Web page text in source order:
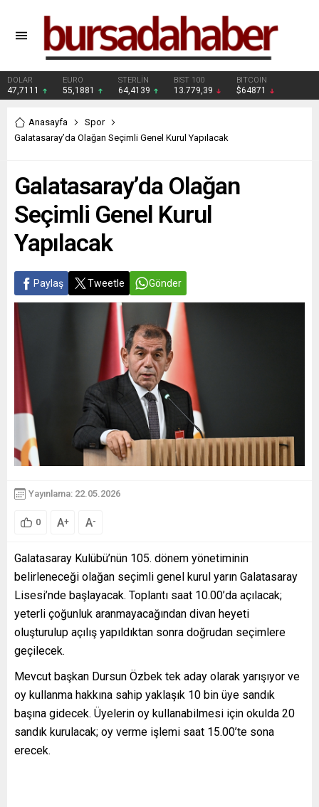
DOLAR
47,7111
EURO
55,1881
STERLİN
64,4139
BIST 100
13.779,39
BITCOIN
$64871
Anasayfa
Spor
Galatasaray’da Olağan Seçimli Genel Kurul Yapılacak
Galatasaray’da Olağan
Seçimli Genel Kurul
Yapılacak
Paylaş Tweetle Gönder
Yayınlama: 22.05.2026
0 A+ A-
Galatasaray Kulübü’nün 105. dönem yönetiminin
belirleneceği olağan seçimli genel kurul yarın Galatasaray
Lisesi’nde başlayacak. Toplantı saat 10.00’da açılacak;
yeterli çoğunluk aranmayacağından divan heyeti
oluşturulup açılış yapıldıktan sonra doğrudan seçimlere
geçilecek.
Mevcut başkan Dursun Özbek tek aday olarak yarışıyor ve
oy kullanma hakkına sahip yaklaşık 10 bin üye sandık
başına gidecek. Üyelerin oy kullanabilmesi için okulda 20
sandık kurulacak; oy verme işlemi saat 15.00’te sona
erecek.